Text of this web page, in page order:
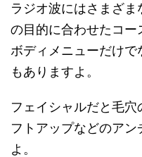
ラジオ波にはさまざ
の目的に合わせたコー
ボディメニューだけ
もありますよ。
フェイシャルだと毛
フトアップなどのア
よ。